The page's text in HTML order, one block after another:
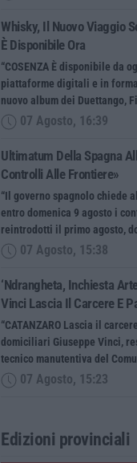
Whisky, Il Nuovo Viaggio
È Disponibile Ora
“COSENZA È disponibile da
piattaforme digitali e in
nuovo album dei Duettango,
07 Agosto, 16:39
Ultimatum Della Spagna
Controlli Alle Frontiere»
“Il governo spagnolo chiede
entro domenica 9 agosto i
reintrodotti il primo agosto,
07 Agosto, 15:38
‘Ndrangheta, Inchiesta
Vinci Lascia Il Carcere E
“CATANZARO Lascia il
domiciliari Giuseppe Vinci,
tecnico manutentiva del
07 Agosto, 15:23
Edizioni provinciali